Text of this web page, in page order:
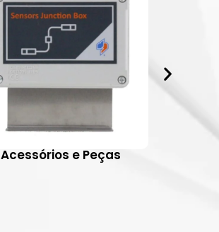
Acessórios e Peças